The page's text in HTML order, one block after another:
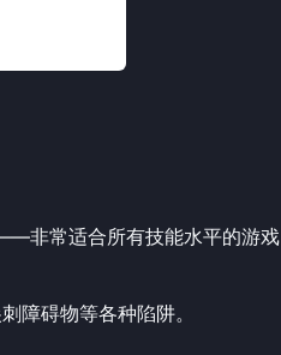
非常适合所有技能水平的游戏
障碍物等各种陷阱。